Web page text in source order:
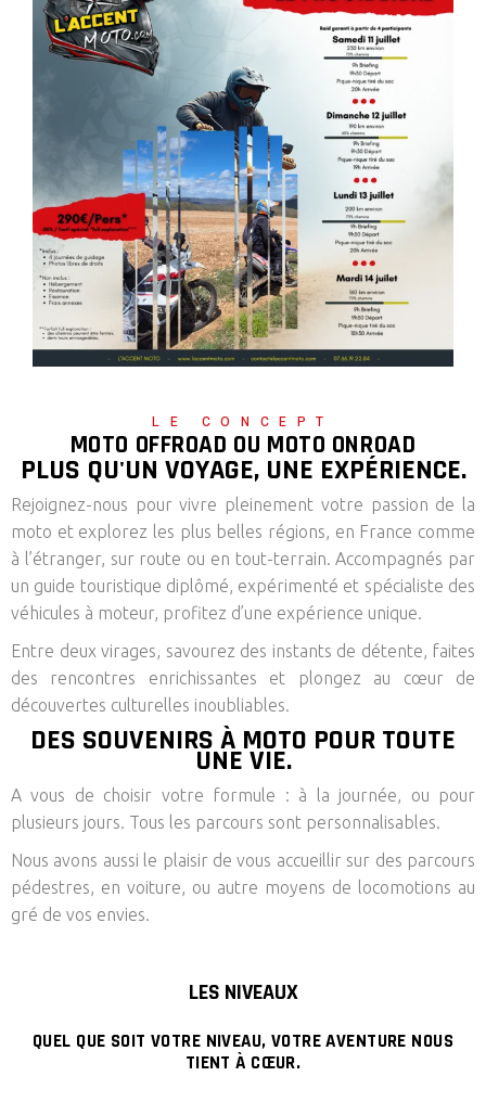
LE CONCEPT
MOTO OFFROAD OU MOTO ONROAD
PLUS QU'UN VOYAGE, UNE EXPÉRIENCE.
Rejoignez-nous pour vivre pleinement votre passion de la
moto et explorez les plus belles régions, en France comme
à l’étranger, sur route ou en tout-terrain. Accompagnés par
un guide touristique diplômé, expérimenté et spécialiste des
véhicules à moteur, profitez d’une expérience unique.
Entre deux virages, savourez des instants de détente, faites
des rencontres enrichissantes et plongez au cœur de
découvertes culturelles inoubliables.
DES SOUVENIRS À MOTO POUR TOUTE
UNE VIE.
A vous de choisir votre formule : à la journée, ou pour
plusieurs jours. Tous les parcours sont personnalisables.
Nous avons aussi le plaisir de vous accueillir sur des parcours
pédestres, en voiture, ou autre moyens de locomotions au
gré de vos envies.
LES NIVEAUX
QUEL QUE SOIT VOTRE NIVEAU, VOTRE AVENTURE NOUS
TIENT À CŒUR.